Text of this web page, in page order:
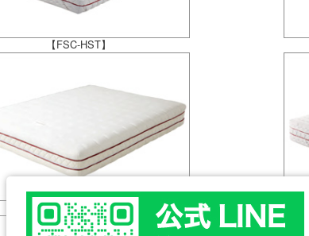
【FSC-HST】
【FHC-RY】